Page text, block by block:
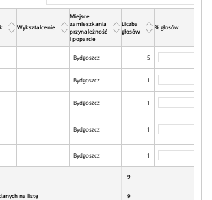
Wykształcenie
Miejsce
zamieszkania
przynależność
i poparcie
Liczba
głosów
% głosów
Bydgoszcz 5
Bydgoszcz 1
Bydgoszcz 1
Bydgoszcz 1
Bydgoszcz 1
9
na listę 9